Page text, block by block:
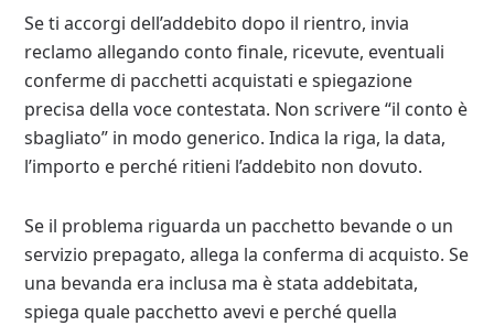
Se ti accorgi dell’addebito dopo il rientro, invia
reclamo allegando conto finale, ricevute, eventuali
conferme di pacchetti acquistati e spiegazione
precisa della voce contestata. Non scrivere “il conto è
sbagliato” in modo generico. Indica la riga, la data,
l’importo e perché ritieni l’addebito non dovuto.
Se il problema riguarda un pacchetto bevande o un
servizio prepagato, allega la conferma di acquisto. Se
una bevanda era inclusa ma è stata addebitata,
spiega quale pacchetto avevi e perché quella